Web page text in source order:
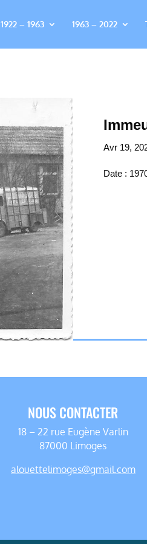
1922 – 1963 1963 – 2022
Avr 19,
Date :
NOUS CONTACTER
18 – 22 rue Eugène Varlin
87000 Limoges
alouettelimoges@gmail.com